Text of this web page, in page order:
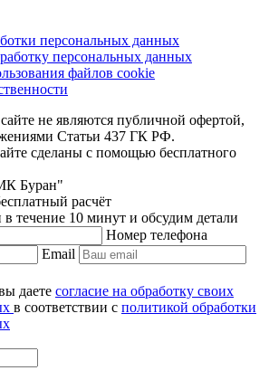
персональных данных
персональных данных
файлов cookie
не являются публичной офертой,
Статьи 437 ГК РФ.
сделаны с помощью бесплатного
Буран"
расчёт
течение 10 минут и обсудим детали
Номер телефона
Email
даете согласие на обработку своих
в соответствии с политикой обработки